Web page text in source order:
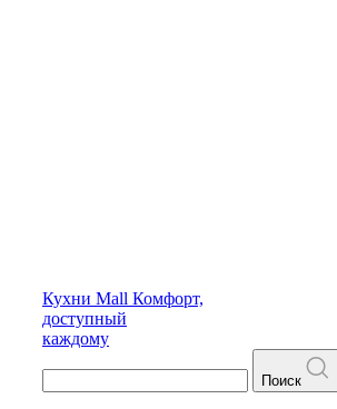
Кухни Mall Комфорт,
доступный
каждому
Поиск